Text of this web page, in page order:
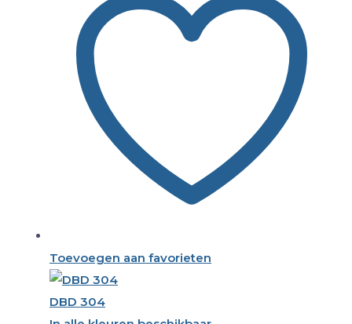
Toevoegen aan favorieten
DBD 304